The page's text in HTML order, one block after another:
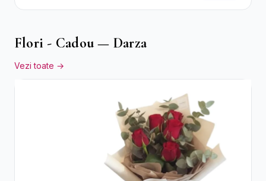
Eucalipt
Flori - Cadou — Darza
Vezi toate →